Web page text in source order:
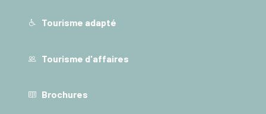
Tourisme adapté
Tourisme d'affaires
Brochures